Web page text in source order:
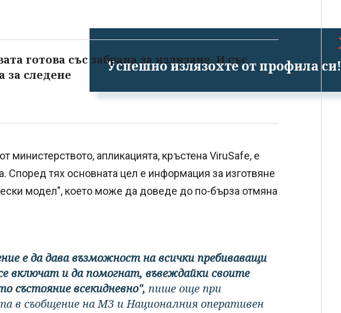
Успешно излязохте от профила си!
готова със забрана за излизане. И със
за следене
министерството, апликацията, кръстена ViruSafe, е
Според тях основната цел е информация за изготвяне
модел", което може да доведе до по-бърза отмяна
е да дава възможност на всички пребиваващи
включат и да помогнат, въвеждайки своите
състояние всекидневно", пише още при
в съобщение на МЗ и Националния оперативен